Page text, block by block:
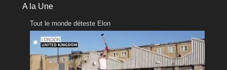
A la Une
Tout le monde déteste Elon